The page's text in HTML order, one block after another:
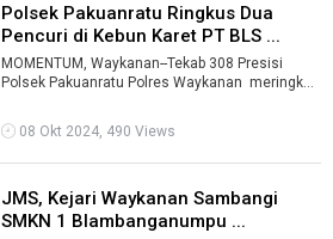
Polsek Pakuanratu Ringkus Dua
Pencuri di Kebun Karet PT BLS ...
MOMENTUM, Waykanan--Tekab 308 Presisi
Polsek Pakuanratu Polres Waykanan meringkus
08 Okt 2024, 490 Views
JMS, Kejari Waykanan Sambangi
SMKN 1 Blambanganumpu ...